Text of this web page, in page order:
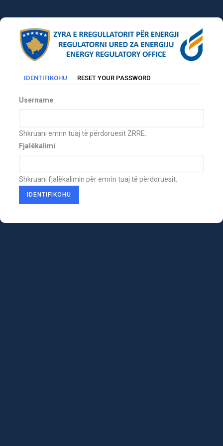
to
content
Primary
tabs
IDENTIFIKOHU (TABRESET YOUR PASSWORD
Username
Shkruani emrin tuaj të përdoruesit ZRRE.
Fjalëkalimi
Shkruani fjalëkalimin për emrin tuaj të përdoruesit.